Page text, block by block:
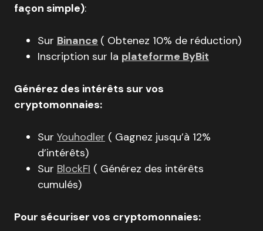
façon simple):
Sur Binance ( Obtenez 10% de réduction)
Inscription sur la plateforme ByBit
Générez des intérêts sur vos
cryptomonnaies:
Sur Youhodler ( Gagnez jusqu’à 12%
d’intérêts)
Sur BlockFI ( Générez des intérêts
cumulés)
Pour sécuriser vos cryptomonnaies: